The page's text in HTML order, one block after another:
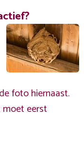
foto hiernaast.
moet eerst